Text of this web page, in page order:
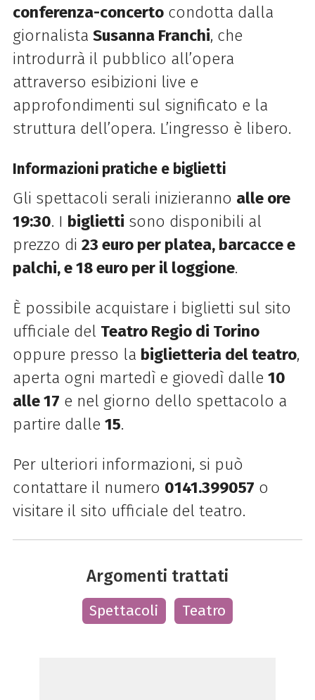
conferenza-concertocondotta dalla
giornalista Susanna Franchi, che
introdurrà il pubblico all’opera
attraverso esibizioni live e
approfondimenti sul significato e la
struttura dell’opera. L’ingresso è libero.
Informazioni pratiche e biglietti
Gli spettacoli serali inizieranno alle ore
19:30. I biglietti sono disponibili al
prezzo di 23 euro per platea, barcacce e
palchi, e 18 euro per il loggione.
È possibile acquistare i biglietti sul sito
ufficiale del Teatro Regio di Torino
oppure presso la biglietteria del teatro,
aperta ogni martedì e giovedì dalle 10
alle 17 e nel giorno dello spettacolo a
partire dalle 15.
Per ulteriori informazioni, si può
contattare il numero 0141.399057 o
visitare il sito ufficiale del teatro.
Argomenti trattati
Spettacoli Teatro